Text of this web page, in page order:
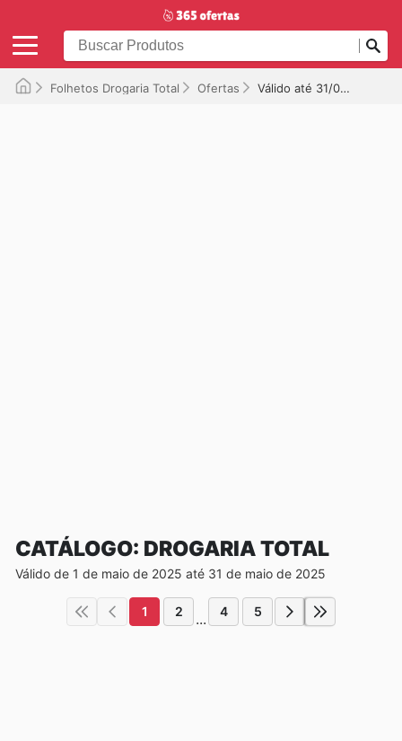
Folhetos Drogaria Total Ofertas Válido até 31/05/2025
CATÁLOGO: DROGARIA TOTAL
Válido de 1 de maio de 2025 até 31 de maio de 2025
1 2 ... 4 5